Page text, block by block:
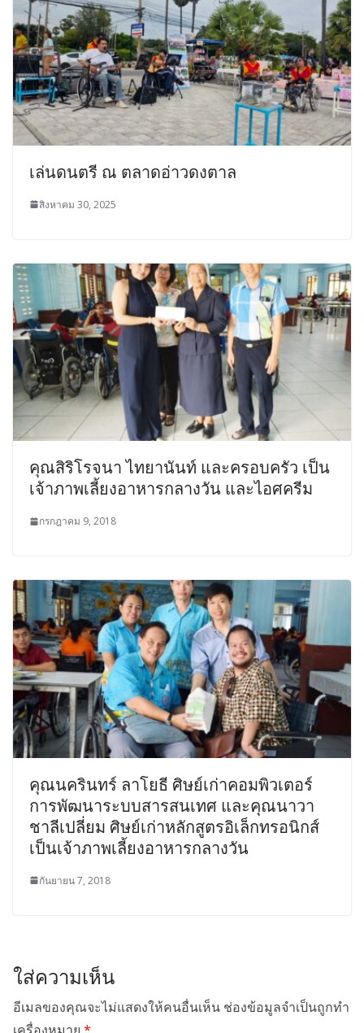
เล่นดนตรี ณ ตลาดอ่าวดงตาล
สิงหาคม 30, 2025
คุณสิริโรจนา ไทยานันท์ และครอบครัว เป็น
เจ้าภาพเลี้ยงอาหารกลางวัน และไอศครีม
กรกฎาคม 9, 2018
คุณนครินทร์ ลาโยธี ศิษย์เก่าคอมพิวเตอร์
การพัฒนาระบบสารสนเทศ และคุณนาวา
ชาลีเปลี่ยม ศิษย์เก่าหลักสูตรอิเล็กทรอนิกส์
เป็นเจ้าภาพเลี้ยงอาหารกลางวัน
กันยายน 7, 2018
ใส่ความเห็น
อีเมลของคุณจะไม่แสดงให้คนอื่นเห็น ช่องข้อมูลจำเป็นถูกทำ